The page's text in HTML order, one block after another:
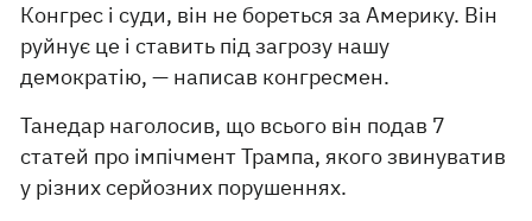
Конгрес і суди, він не бореться за Америку. Він
руйнує це і ставить під загрозу нашу
демократію, — написав конгресмен.
Танедар наголосив, що всього він подав 7
статей про імпічмент Трампа, якого звинуватив
у різних серйозних порушеннях.